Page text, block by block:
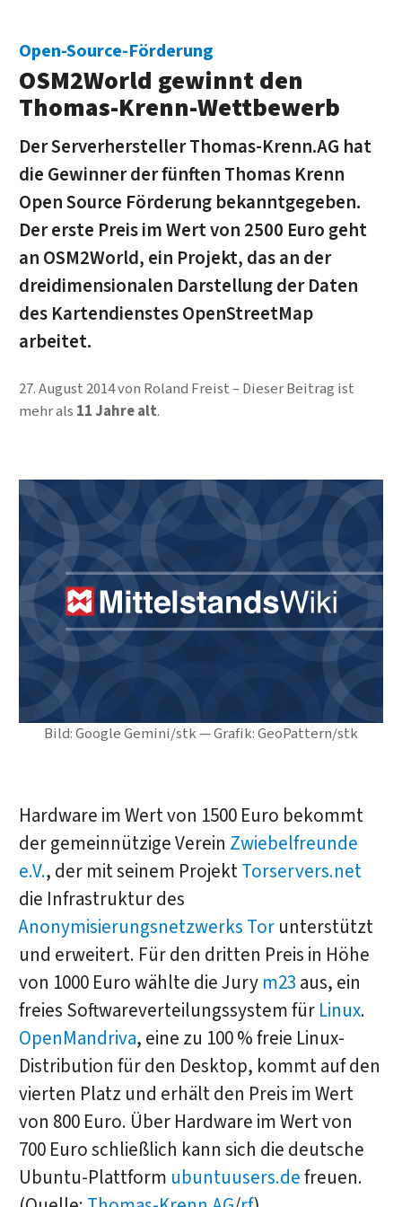
Bild: Google Gemini/stk — Grafik: GeoPattern/stk
Open-Source-Förderung
OSM2World gewinnt den
Thomas-Krenn-Wettbewerb
Der Serverhersteller Thomas-Krenn.AG hat
die Gewinner der fünften Thomas Krenn
Open Source Förderung bekanntgegeben.
Der erste Preis im Wert von 2500 Euro geht
an OSM2World, ein Projekt, das an der
dreidimensionalen Darstellung der Daten
des Kartendienstes OpenStreetMap
arbeitet.
27. August 2014von Roland Freist
Dieser Beitrag ist
mehr als 11 Jahre alt.
Hardware im Wert von 1500 Euro bekommt
der gemeinnützige Verein Zwiebelfreunde
e.V., der mit seinem ProjektTorservers.net
die Infrastruktur des
Anonymisierungsnetzwerks Torunterstützt
und erweitert. Für den dritten Preis in Höhe
von 1000 Euro wählte die Jury m23 aus, ein
freies Softwareverteilungssystem für Linux.
OpenMandriva, eine zu 100 % freie Linux-
Distribution für den Desktop, kommt auf den
vierten Platz und erhält den Preis im Wert
von 800 Euro. Über Hardware im Wert von
700 Euro schließlich kann sich die deutsche
Ubuntu-Plattform ubuntuusers.defreuen.